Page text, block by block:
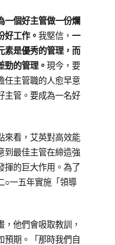
一個好主管做一份爛
好工作。 我堅信， 一
素是優秀的管理，而
勁的管理。 現今，要
任主管職的人愈早意
主管。要成為一名好
來看，艾英對高效能
到最佳主管在締造強
揮的巨大作用。為了
○一五年實施「領導
，他們會吸取教訓，
預期。「那時我們自